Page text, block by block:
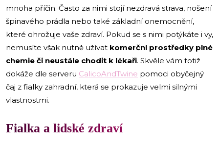
mnoha příčin. Často za nimi stojí nezdravá strava, nošení
špinavého prádla nebo také základní onemocnění,
které ohrožuje vaše zdraví. Pokud se s nimi potýkáte i vy,
nemusíte však nutně užívat komerční prostředky plné
chemie či neustále chodit k lékaři. Skvěle vám totiž
dokáže dle serveru CalicoAndTwine pomoci obyčejný
čaj z fialky zahradní, která se prokazuje velmi silnými
vlastnostmi.
Fialka a lidské zdraví